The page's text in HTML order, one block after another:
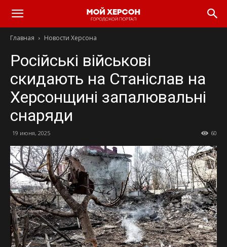
Главная Новости Херсона
Російські військові
скидають на Станіслав на
Херсонщині запалювальні
снаряди
19 июня, 2025 60